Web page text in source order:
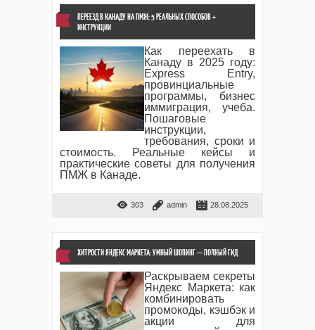
ПЕРЕЕЗД В КАНАДУ НА ПМЖ: 5 РЕАЛЬНЫХ СПОСОБОВ +
ИНСТРУКЦИИ
Как переехать в
Канаду в 2025 году:
Express Entry,
провинциальные
программы, бизнес
иммиграция, учеба.
Пошаговые
инструкции,
требования, сроки и
стоимость. Реальные кейсы и
практические советы для получения
ПМЖ в Канаде.
303 admin 28.08.2025
ХИТРОСТИ ЯНДЕКС МАРКЕТА: УМНЫЙ ШОПИНГ — ПОЛНЫЙ ГИД
Раскрываем секреты
Яндекс Маркета: как
комбинировать
промокоды, кэшбэк и
акции для